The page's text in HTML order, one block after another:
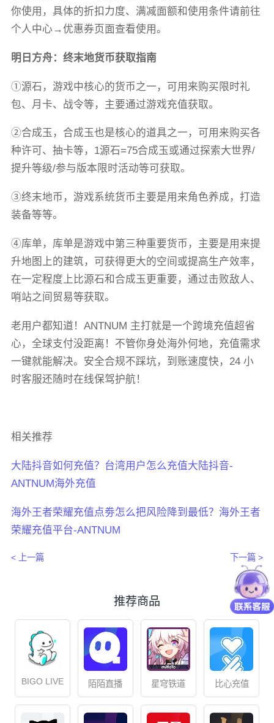
你使用，具体的折扣力度、满减面额和使用条件请前往
个人中心→优惠券页面查看使用。
明日方舟：终末地货币获取指南
①源石，游戏中核心的货币之一，可用来购买限时礼
包、月卡、战令等，主要通过游戏充值获取。
②合成玉，合成玉也是核心的道具之一，可用来购买各
种许可、抽卡等，1源石=75合成玉或通过探索大世界/
提升等级/参与版本限时活动等可获取。
③终末地币，游戏系统货币主要是用来角色养成，打造
装备等等。
④库单，库单是游戏中第三种重要货币，主要是用来提
升地图上的建筑，可获得更大的空间或提高生产效率，
在一定程度上比源石和合成玉更重要，通过击败敌人、
哨站之间贸易等获取。
老用户都知道！ANTNUM 主打就是一个跨境充值超省
心，全球支付没距离！不管你身处海外何地，充值需求
一键就能解决。安全合规不踩坑，到账速度快，24 小
时客服还随时在线保驾护航！
相关推荐
大陆抖音如何充值？台湾用户怎么充值大陆抖音-
ANTNUM海外充值
海外王者荣耀充值点劵怎么把风险降到最低？海外王者
荣耀充值平台-ANTNUM
< 上一篇 下一篇 >
推荐商品
BIGO LIVE 陌陌直播 星穹铁道 比心充值